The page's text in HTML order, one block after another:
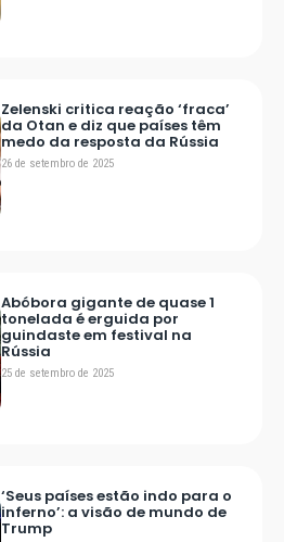
Zelenski critica reação ‘fraca’
da Otan e diz que países têm
medo da resposta da Rússia
26 de setembro de 2025
Abóbora gigante de quase 1
tonelada é erguida por
guindaste em festival na
Rússia
25 de setembro de 2025
‘Seus países estão indo para o
inferno’: a visão de mundo de
Trump